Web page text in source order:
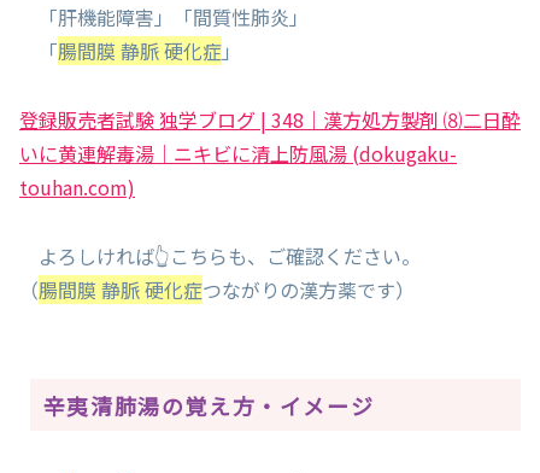
「肝機能障害」「間質性肺炎」
「腸間膜 静脈 硬化症」
登録販売者試験 独学ブログ | 348｜漢方処方製剤 ⑻二日酔
いに黄連解毒湯｜ニキビに清上防風湯 (dokugaku-
touhan.com)
よろしければ👆こちらも、ご確認ください。
（腸間膜 静脈 硬化症つながりの漢方薬です）
辛夷清肺湯の覚え方・イメージ